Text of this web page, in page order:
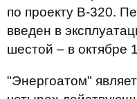
по проекту В-320.
введен в
шестой – в октябре
"Энергоатом"